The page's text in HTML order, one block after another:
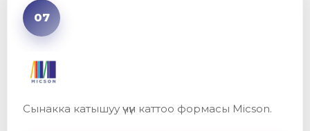
07
Сынакка катышуу үчүн каттоо формасы Micson.